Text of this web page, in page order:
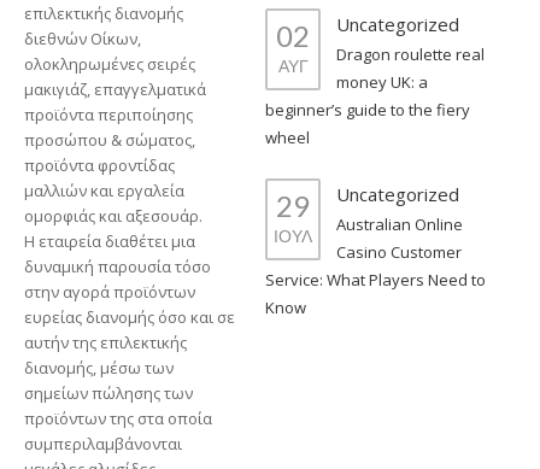
επιλεκτικής διανομής
διεθνών Οίκων,
ολοκληρωμένες σειρές
μακιγιάζ, επαγγελματικά
προϊόντα περιποίησης
προσώπου & σώματος,
προϊόντα φροντίδας
μαλλιών και εργαλεία
ομορφιάς και αξεσουάρ.
Η εταιρεία διαθέτει μια
δυναμική παρουσία τόσο
στην αγορά προϊόντων
ευρείας διανομής όσο και σε
αυτήν της επιλεκτικής
διανομής, μέσω των
σημείων πώλησης των
προϊόντων της στα οποία
συμπεριλαμβάνονται
02
ΑΥΓ
Uncategorized
Dragon roulette real
money UK: a
beginner’s guide to the fiery
wheel
29
ΙΟΥΛ
Uncategorized
Australian Online
Casino Customer
Service: What Players Need to
Know